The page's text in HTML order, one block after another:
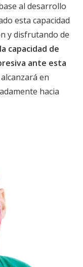
al desarrollo
esta capacidad
y disfrutando de
capacidad de
ante esta
en
hacia